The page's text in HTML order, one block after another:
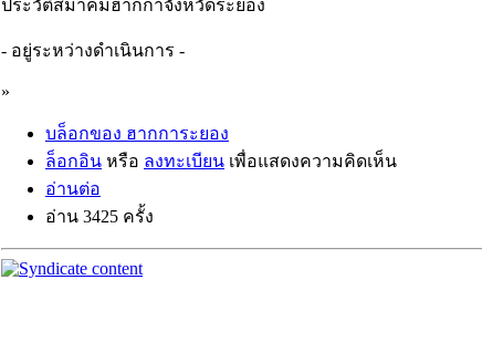
ประวัติสมาคมฮากกาจังหวัดระยอง
- อยู่ระหว่างดำเนินการ -
»
บล็อกของ ฮากการะยอง
ล็อกอิน หรือ ลงทะเบียน เพื่อแสดงความคิดเห็น
อ่านต่อ
อ่าน 3425 ครั้ง